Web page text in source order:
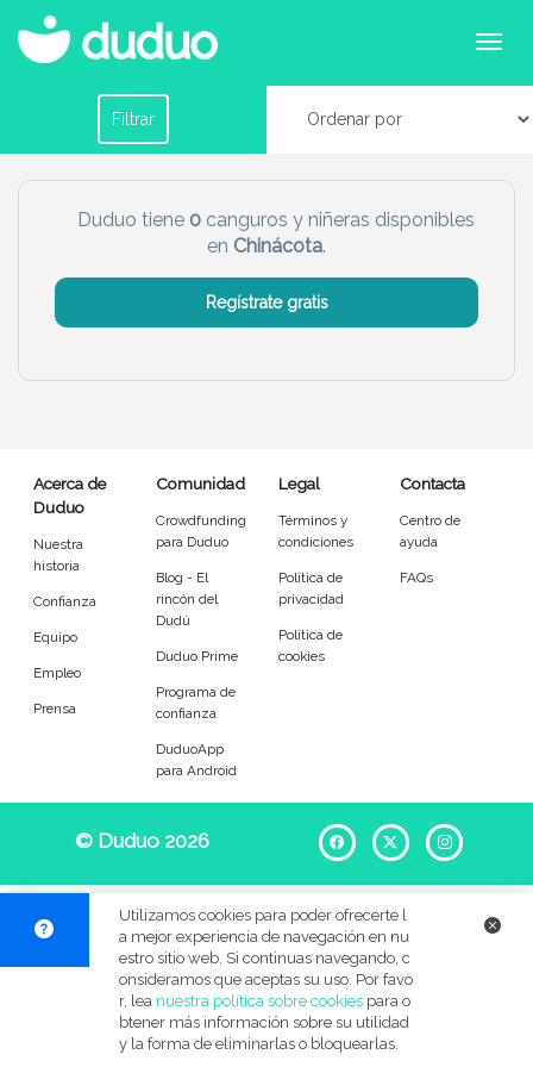
Canguros o niñeras en Chinácota
Filtrar
Filtrar por horario
Más servicio del dudú
Limpieza Manitas
Entrenador Asistente
Tipo de atención
Ocasional
Recoger del colegio
Refuerzo escolar
Para jugar
En verano Festivos
BB&C
Edades de mis pequeños
Duduo tiene 0canguros y niñeras disponibles
en Chinácota.
Regístrate gratis
Acerca de
Duduo
Nuestra
historia
Confianza
Equipo
Empleo
Prensa
Comunidad
Crowdfunding
para Duduo
Blog - El
rincón del
Dudú
Duduo Prime
Programa de
confianza
DuduoApp
para Android
Legal
Términos y
condiciones
Política de
privacidad
Política de
cookies
Contacta
Centro de
ayuda
FAQs
© Duduo 2026 Facebook
X
Utilizamos cookies para poder ofrecerte l
a mejor experiencia de navegación en nu
estro sitio web. Si continuas navegando, c
onsideramos que aceptas su uso. Por favo
r, lea nuestra política sobre cookiespara o
btener más información sobre su utilidad
y la forma de eliminarlas o bloquearlas.